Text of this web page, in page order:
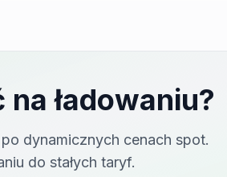
ładowaniu?
dynamicznych cenach spot.
do stałych taryf.